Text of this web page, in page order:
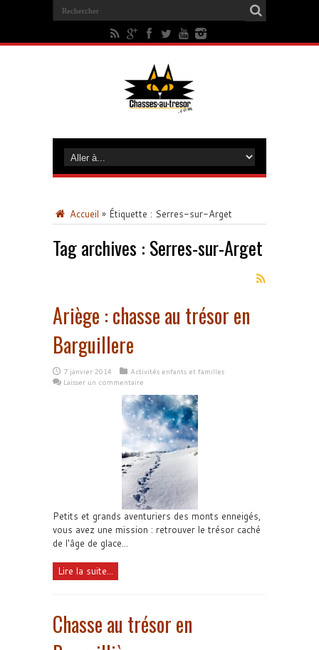
Accueil » Étiquette : Serres-sur-Arget
Tag archives : Serres-sur-Arget
Ariège : chasse au trésor en
Barguillere
7 janvier 2014
Activités enfants et familles
Laisser un commentaire
Petits et grands aventuriers des monts enneigés,
vous avez une mission : retrouver le trésor caché
de l'âge de glace...
Lire la suite...
Chasse au trésor en